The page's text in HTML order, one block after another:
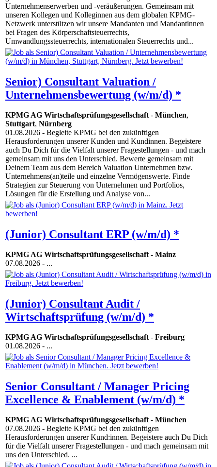
Unternehmenserwerben und -veräußerungen. Gemeinsam mit
unseren Kollegen und Kolleginnen aus dem globalen KPMG-
Netzwerk unterstützen wir unsere Mandanten und Mandantinnen
bei Fragen des Körperschaftsteuerrechts,
Umwandlungssteuerrechts, internationalen Steuerrechts und...
Senior) Consultant Valuation /
Unternehmensbewertung (w/m/d) *
KPMG AG Wirtschaftsprüfungsgesellschaft- München,
Stuttgart, Nürnberg
01.08.2026 - Begleite KPMG bei den zukünftigen
Herausforderungen unserer Kunden und Kundinnen. Begeistere
auch Du Dich für die Vielfalt unserer Fragestellungen - und mach
gemeinsam mit uns den Unterschied. Bewerte gemeinsam mit
Deinem Team aus dem Bereich Valuation Unternehmen bzw.
Unternehmens(an)teile und einzelne Vermögenswerte. Finde
Strategien zur Steuerung von Unternehmen und Portfolios,
Lösungen für die Erstellung und Analyse von...
(Junior) Consultant ERP (w/m/d) *
KPMG AG Wirtschaftsprüfungsgesellschaft- Mainz
07.08.2026 - ...
(Junior) Consultant Audit /
Wirtschaftsprüfung (w/m/d) *
KPMG AG Wirtschaftsprüfungsgesellschaft- Freiburg
01.08.2026 - ...
Senior Consultant / Manager Pricing
Excellence & Enablement (w/m/d) *
KPMG AG Wirtschaftsprüfungsgesellschaft- München
07.08.2026 - Begleite KPMG bei den zukünftigen
Herausforderungen unserer Kund:innen. Begeistere auch Du Dich
für die Vielfalt unserer Fragestellungen - und mach gemeinsam mit
uns den Unterschied. ...